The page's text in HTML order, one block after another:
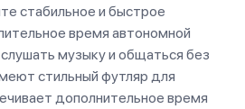
стабильное и быстрое
время автономной
музыку и общаться без
стильный футляр для
дополнительное время